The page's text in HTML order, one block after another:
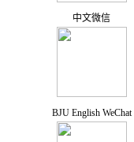
中文微信
BJU English WeChat